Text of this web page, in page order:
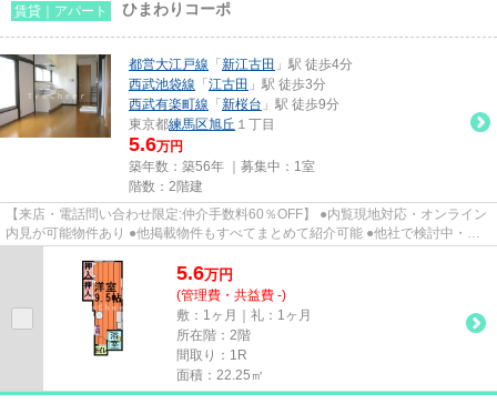
賃貸｜アパート ひまわりコーポ
都営大江戸線 「 新江古田 」駅 徒歩4分
西武池袋線 「 江古田 」駅 徒歩3分
西武有楽町線 「 新桜台 」駅 徒歩9分
東京都練馬区旭丘 １丁目
5.6万円
築年数：築56年 ｜募集中： 1室
階数：2階建
【来店・電話問い合わせ限定:仲介手数料60％OFF】 ●内覧現地対応・オンライン
内見が可能物件あり ●他掲載物件もすべてまとめて紹介可能 ●他社で検討中・申
5.6万円
(管理費・共益費 -)
敷：1ヶ月｜礼：1ヶ月
所在階：2階
間取り：1R
面積：22.25㎡